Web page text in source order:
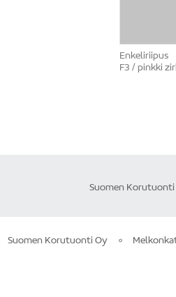
Enkeliriipus
F3 / pinkki
Suomen
Suomen Korutuonti Oy